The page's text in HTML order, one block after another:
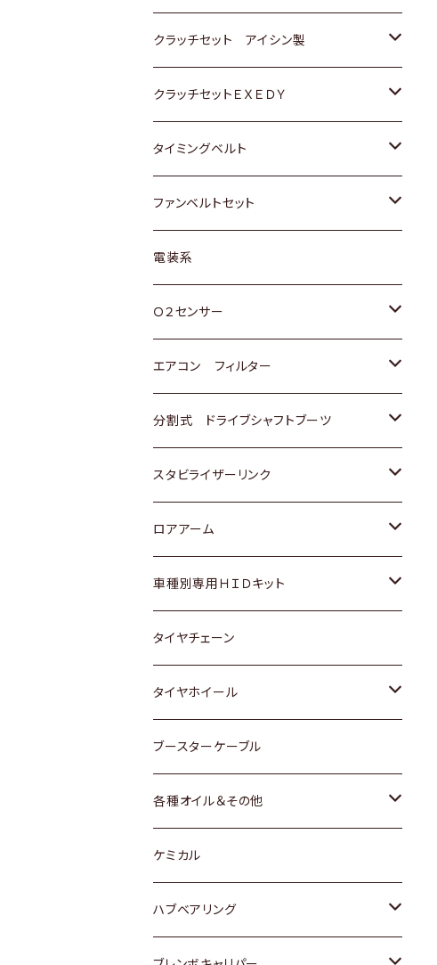
スバル
スバル
ダイハツ
マツダ
三菱
スバル
日野
ＷＡＧＥＮ
アストロ（シボレー）
クライスラー
ＶＯＬＶＯ
スズキ
日産
ダイハツ
マツダ
三菱
スバル
ダイハツ
日産
ホンダ
マツダ
トヨタ
クラッチセット アイシン製
ホンダ
スズキ
ダイハツ
マツダ
三菱
スバル
クラッチセットＥＸＥＤＹ
ホンダ
スズキ
日産
ダイハツ
マツダ
三菱
スバル
タイミングベルト
トヨタ
スズキ
ダイハツ
三菱
スバル
ファンベルトセット
トヨタ
ホンダ
スズキ
日産
いすゞ
ダイハツ
マツダ
三菱
スバル
レクサス
電装系
Ｏ２センサー
トヨタ
ホンダ
スズキ
日産
ダイハツ
マツダ
三菱
スバル
エアコン フィルター
トヨタ
ホンダ
スズキ
日産
いすゞ
ダイハツ
マツダ
三菱
スバル
分割式 ドライブシャフトブーツ
トヨタ
ホンダ
スズキ
日産
ダイハツ
スバル
スタビライザーリンク
トヨタ
ホンダ
スズキ
日産
ダイハツ
マツダ
ロアアーム
ホンダ
スズキ
日産
ダイハツ
マツダ
スバル
車種別専用ＨＩＤキット
トヨタ
マツダ
タイヤチェーン
タイヤホイール
トヨタ
ホンダ
スズキ
日産
ブースターケーブル
各種オイル＆その他
ディーデル洗浄添加剤
ケミカル
ハブベアリング